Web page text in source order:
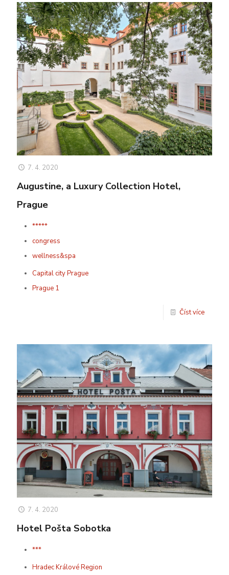
7. 4. 2020
Augustine, a Luxury Collection Hotel,
Prague
*****
congress
wellness&spa
Capital city Prague
Prague 1
Číst více
7. 4. 2020
Hotel Pošta Sobotka
***
Hradec Králové Region